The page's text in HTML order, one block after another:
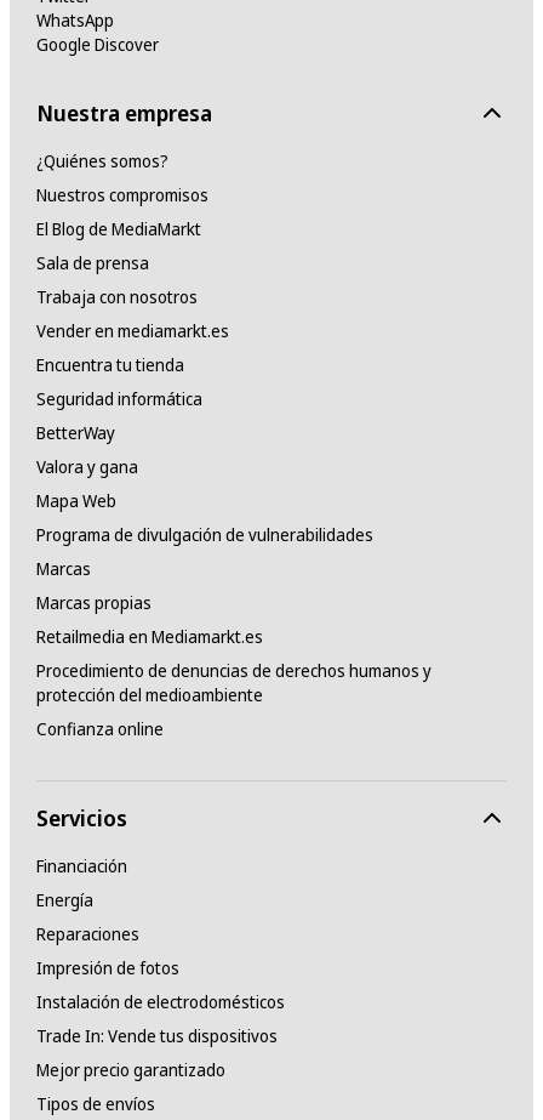
WhatsApp
Google Discover
Nuestra empresa
¿Quiénes somos?
Nuestros compromisos
El Blog de MediaMarkt
Sala de prensa
Trabaja con nosotros
Vender en mediamarkt.es
Encuentra tu tienda
Seguridad informática
BetterWay
Valora y gana
Mapa Web
Programa de divulgación de vulnerabilidades
Marcas
Marcas propias
Retailmedia en Mediamarkt.es
Procedimiento de denuncias de derechos humanos y
protección del medioambiente
Confianza online
Servicios
Financiación
Energía
Reparaciones
Impresión de fotos
Instalación de electrodomésticos
Trade In: Vende tus dispositivos
Mejor precio garantizado
Tipos de envíos